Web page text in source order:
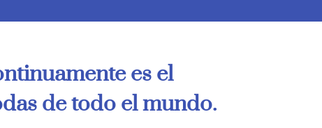
es el
de todo el mundo.